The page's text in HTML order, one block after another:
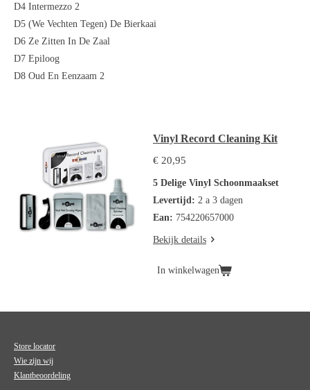
D4 Intermezzo 2
D5 (We Vechten Tegen) De Bierkaai
D6 Ze Zitten In De Zaal
D7 Epiloog
D8 Oud En Eenzaam 2
Vinyl Record Cleaning Kit
€ 20,95
5 Delige Vinyl Schoonmaakset
Levertijd: 2 a 3 dagen
Ean: 754220657000
Bekijk details
In winkelwagen
Store locator
Wie zijn wij
Klantbeoordeling